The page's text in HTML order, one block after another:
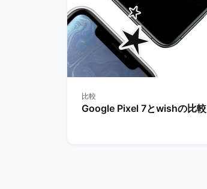
比較
Google Pixel 7とwishの比較